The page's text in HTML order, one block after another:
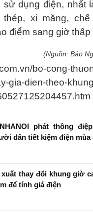
sử dụng điện, nhất
xi măng,
điểm sang giờ thấp
(Nguồn: Báo
bo-cong-
gia-dien-theo-
phát thông
dân tiết kiệm điện mùa
thay đổi khung giờ
để tính giá điện